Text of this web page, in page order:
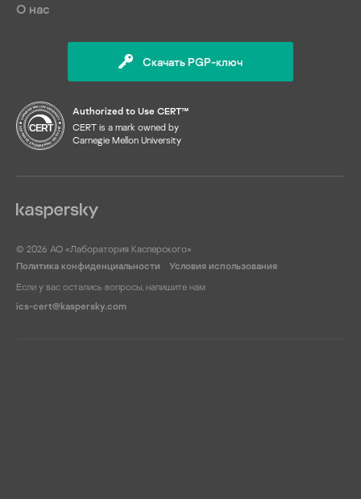
О нас
Скачать PGP-ключ
Authorized to Use CERT™
CERT is a mark owned by
Carnegie Mellon University
© 2026 АО «Лаборатория Касперского»
Политика конфиденциальности
Условия использования
Если у вас остались вопросы, напишите нам
ics-cert@kaspersky.com